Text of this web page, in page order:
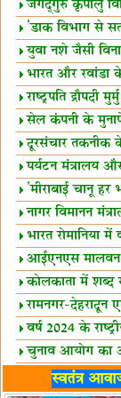
स्थल घोषित
जगद्गुरु कृपालु
शैक्षिक सत्र शुरू
'डाक विभाग से
रिश्ता गहरा'
युवा नशे जैसी
दूर रहें-मोदी
भारत और
व्यापार विस्तार
राष्ट्रपति द्रौपदी
के प्रतिनिधि
सेल कंपनी के
उछाल!
दूरसंचार तकनीक के
उत्कृष्टता पुरस्कार
पर्यटन मंत्रालय
समझौता
'मीराबाई चानू हर
प्रेरणा'
नागर विमानन
को सलाह
भारत रोमानिया में
साझेदारियां
आईएनएस मालवन
ताकत बढ़ाई
कोलकाता में शब्द
उद्घाटन
रामनगर-देहरादून
झंडीवर्ष 2024 के
पुरस्कारों की घोषणा
चुनाव आयोग का
मीडिया सम्मेलन
भारत में केवड़े का
स्वतंत्र